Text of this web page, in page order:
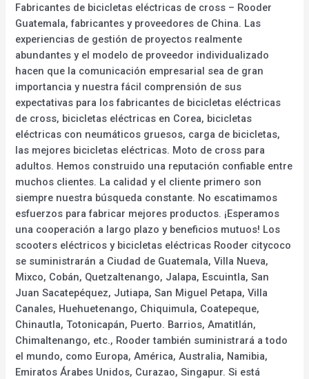
Fabricantes de bicicletas eléctricas de cross – Rooder
Guatemala, fabricantes y proveedores de China. Las
experiencias de gestión de proyectos realmente
abundantes y el modelo de proveedor individualizado
hacen que la comunicación empresarial sea de gran
importancia y nuestra fácil comprensión de sus
expectativas para los fabricantes de bicicletas eléctricas
de cross, bicicletas eléctricas en Corea, bicicletas
eléctricas con neumáticos gruesos, carga de bicicletas,
las mejores bicicletas eléctricas. Moto de cross para
adultos. Hemos construido una reputación confiable entre
muchos clientes. La calidad y el cliente primero son
siempre nuestra búsqueda constante. No escatimamos
esfuerzos para fabricar mejores productos. ¡Esperamos
una cooperación a largo plazo y beneficios mutuos! Los
scooters eléctricos y bicicletas eléctricas Rooder citycoco
se suministrarán a Ciudad de Guatemala, Villa Nueva,
Mixco, Cobán, Quetzaltenango, Jalapa, Escuintla, San
Juan Sacatepéquez, Jutiapa, San Miguel Petapa, Villa
Canales, Huehuetenango, Chiquimula, Coatepeque,
Chinautla, Totonicapán, Puerto. Barrios, Amatitlán,
Chimaltenango, etc., Rooder también suministrará a todo
el mundo, como Europa, América, Australia, Namibia,
Emiratos Árabes Unidos, Curazao, Singapur. Si está